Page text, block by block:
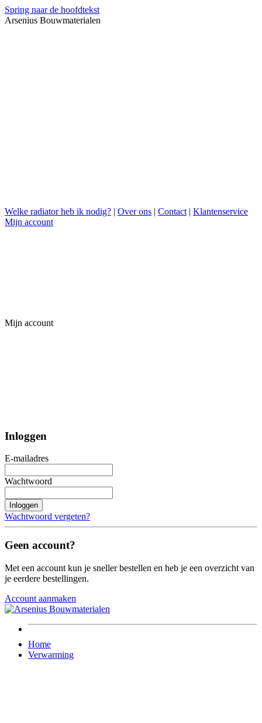
Spring naar de hoofdtekst
Arsenius Bouwmaterialen
Welke radiator heb ik nodig? | Over ons | Contact | Klantenservice
Mijn account
Mijn account
Inloggen
E-mailadres
Wachtwoord
Inloggen
Wachtwoord vergeten?
Geen account?
Met een account kun je sneller bestellen en heb je een overzicht van
je eerdere bestellingen.
Account aanmaken
Home
Verwarming